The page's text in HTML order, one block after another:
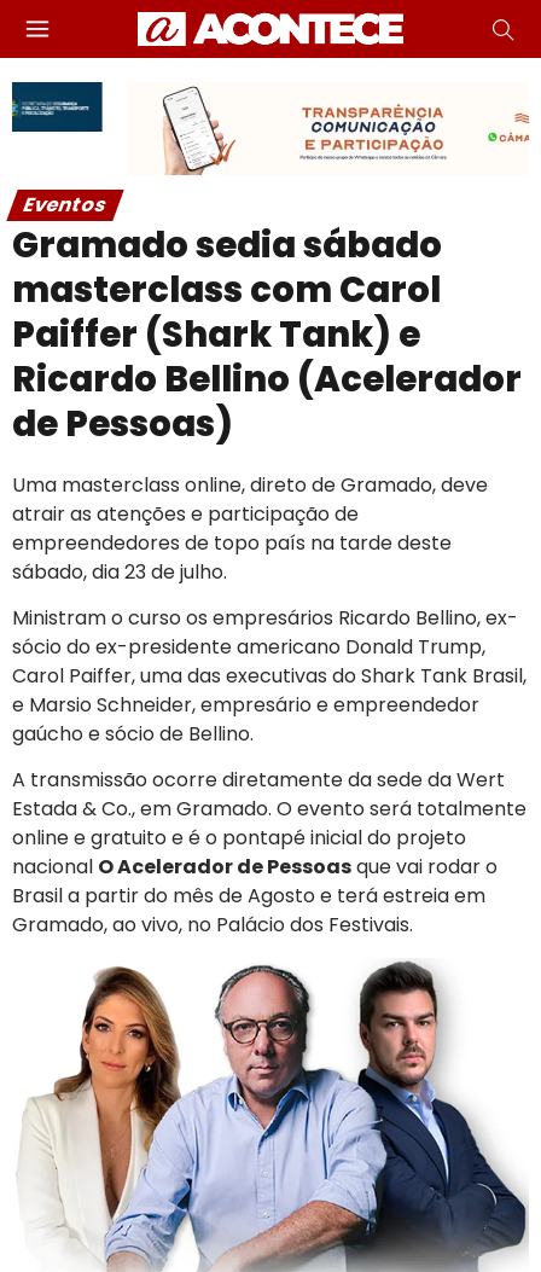
Eventos
Gramado sedia sábado
masterclass com Carol
Paiffer (Shark Tank) e
Ricardo Bellino (Acelerador
de Pessoas)
Uma masterclass online, direto de Gramado, deve
atrair as atenções e participação de
empreendedores de topo país na tarde deste
sábado, dia 23 de julho.
Ministram o curso os empresários Ricardo Bellino, ex-
sócio do ex-presidente americano Donald Trump,
Carol Paiffer, uma das executivas do Shark Tank Brasil,
e Marsio Schneider, empresário e empreendedor
gaúcho e sócio de Bellino.
A transmissão ocorre diretamente da sede da Wert
Estada & Co., em Gramado. O evento será totalmente
online e gratuito e é o pontapé inicial do projeto
nacional O Acelerador de Pessoasque vai rodar o
Brasil a partir do mês de Agosto e terá estreia em
Gramado, ao vivo, no Palácio dos Festivais.